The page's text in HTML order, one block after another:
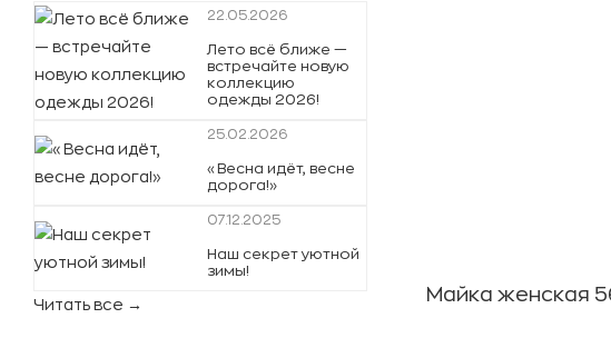
22.05.2026
Лето всё ближе —
встречайте новую
коллекцию
одежды 2026!
25.02.2026
«Весна идёт, весне
дорога!»
07.12.2025
Наш секрет уютной
зимы!
Читать все →
Майка женская